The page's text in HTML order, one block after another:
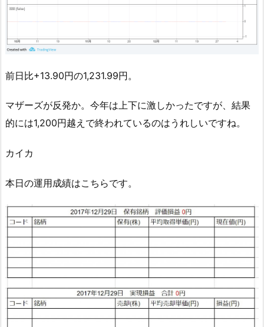
前日比+13.90円の1,231.99円。
マザーズが反発か。今年は上下に激しかったですが、結果
的には1,200円越えで終われているのはうれしいですね。
カイカ
本日の運用成績はこちらです。